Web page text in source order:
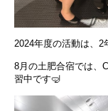
2024年度の活動は、2
8月の土肥合宿では、
習中です🤿